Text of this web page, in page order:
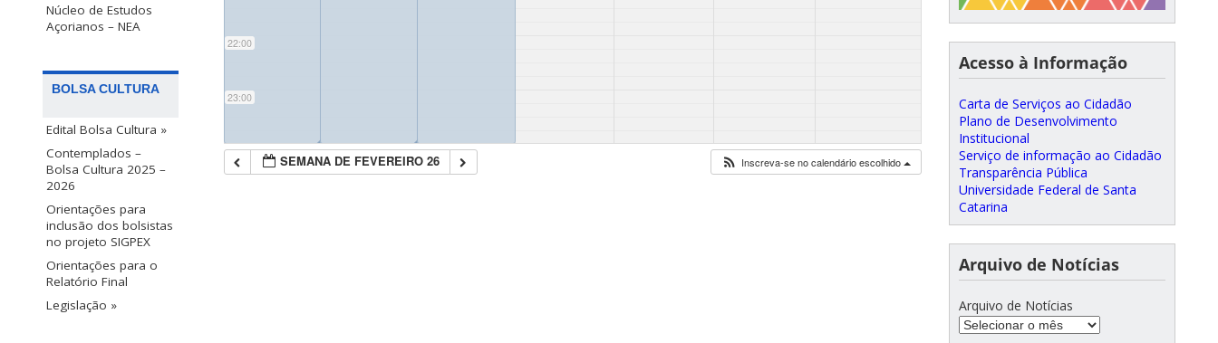
Núcleo de Estudos
Açorianos – NEA
BOLSA CULTURA
Edital Bolsa Cultura »
Contemplados –
Bolsa Cultura 2025 –
2026
Orientações para
inclusão dos bolsistas
no projeto SIGPEX
Orientações para o
Relatório Final
Legislação »
22:00
23:00
◢ ◢
SEMANA DE FEVEREIRO 26 Inscreva-se no calendário escolhido
Acesso à Informação
Carta de Serviços ao Cidadão
Plano de Desenvolvimento
Institucional
Serviço de informação ao Cidadão
Transparência Pública
Universidade Federal de Santa
Catarina
Arquivo de Notícias
Arquivo de Notícias